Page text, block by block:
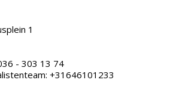
1
- 303 13 74
+31646101233